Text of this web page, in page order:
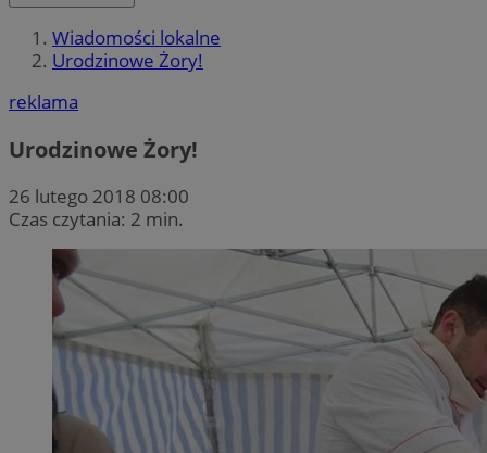
Wiadomości lokalne
Urodzinowe Żory!
reklama
Urodzinowe Żory!
26 lutego 2018 08:00
Czas czytania: 2 min.